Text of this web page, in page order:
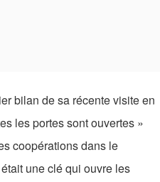
bilan de sa récente visite en
les portes sont ouvertes »
coopérations dans le
une clé qui ouvre les